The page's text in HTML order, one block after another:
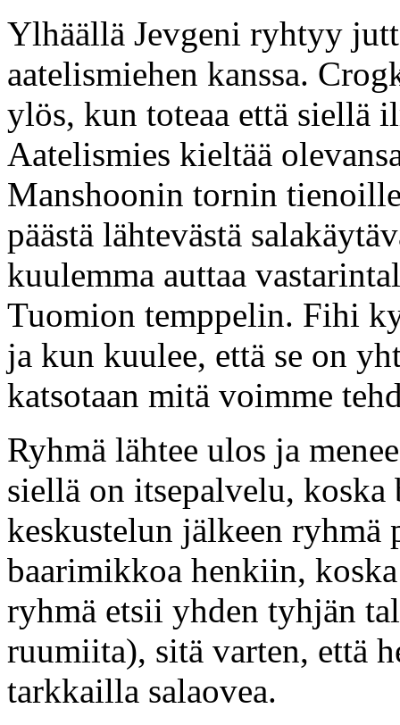
Ylhäällä Jevgeni ryhtyy
aatelismiehen kanssa.
ylös, kun toteaa että siellä
Aatelismies kieltää
Manshoonin tornin
päästä lähtevästä
kuulemma auttaa
Tuomion temppelin. Fihi
ja kun kuulee, että se on
katsotaan mitä voimme
Ryhmä lähtee ulos ja
siellä on itsepalvelu,
keskustelun jälkeen ryhmä
baarimikkoa henkiin,
ryhmä etsii yhden tyhjän
ruumiita), sitä varten, että
tarkkailla salaovea.